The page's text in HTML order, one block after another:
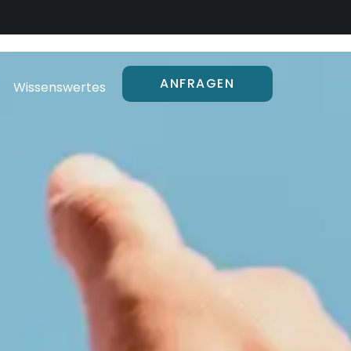
Wissenswertes ANFRAGEN